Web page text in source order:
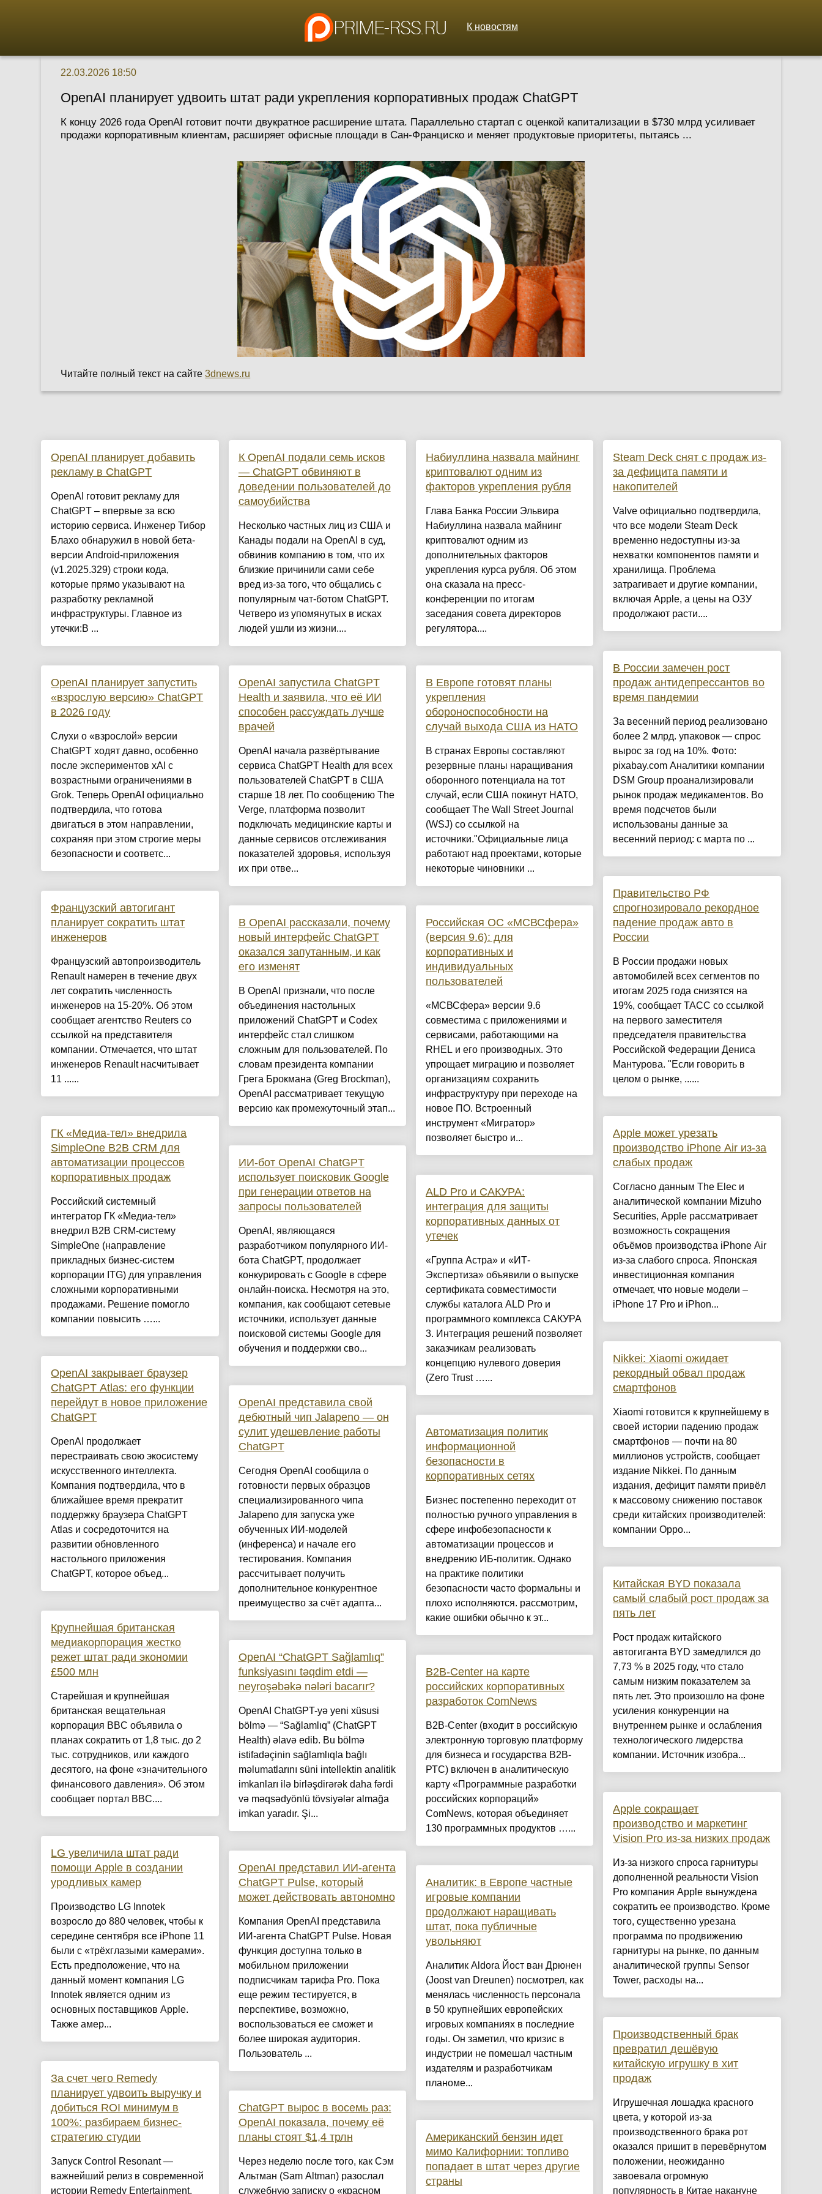
К новостям
22.03.2026 18:50
OpenAI планирует удвоить штат ради укрепления корпоративных продаж ChatGPT
К концу 2026 года OpenAI готовит почти двукратное расширение штата. Параллельно стартап с оценкой капитализации в $730 млрд усиливает
продажи корпоративным клиентам, расширяет офисные площади в Сан-Франциско и меняет продуктовые приоритеты, пытаясь ...
Читайте полный текст на сайте3dnews.ru
OpenAI планирует добавить
рекламу в ChatGPT
OpenAI готовит рекламу для
ChatGPT – впервые за всю
историю сервиса. Инженер Тибор
Блахо обнаружил в новой бета-
версии Android-приложения
(v1.2025.329) строки кода,
которые прямо указывают на
разработку рекламной
инфраструктуры. Главное из
утечки:В ...
OpenAI планирует запустить
«взрослую версию» ChatGPT
в 2026 году
Слухи о «взрослой» версии
ChatGPT ходят давно, особенно
после экспериментов xAI с
возрастными ограничениями в
Grok. Теперь OpenAI официально
подтвердила, что готова
двигаться в этом направлении,
сохраняя при этом строгие меры
безопасности и соответс...
Французский автогигант
планирует сократить штат
инженеров
Французский автопроизводитель
Renault намерен в течение двух
лет сократить численность
инженеров на 15-20%. Об этом
сообщает агентство Reuters со
ссылкой на представителя
компании. Отмечается, что штат
инженеров Renault насчитывает
11 ......
ГК «Медиа-тел» внедрила
SimpleOne B2B CRM для
автоматизации процессов
корпоративных продаж
Российский системный
интегратор ГК «Медиа-тел»
внедрил B2B CRM-систему
SimpleOne (направление
прикладных бизнес-систем
корпорации ITG) для управления
сложными корпоративными
продажами. Решение помогло
компании повысить …...
OpenAI закрывает браузер
ChatGPT Atlas: его функции
перейдут в новое приложение
ChatGPT
OpenAI продолжает
перестраивать свою экосистему
искусственного интеллекта.
Компания подтвердила, что в
ближайшее время прекратит
поддержку браузера ChatGPT
Atlas и сосредоточится на
развитии обновленного
настольного приложения
ChatGPT, которое объед...
Крупнейшая британская
медиакорпорация жестко
режет штат ради экономии
£500 млн
Старейшая и крупнейшая
британская вещательная
корпорация BBC объявила о
планах сократить от 1,8 тыс. до 2
тыс. сотрудников, или каждого
десятого, на фоне «значительного
финансового давления». Об этом
сообщает портал BBC....
LG увеличила штат ради
помощи Apple в создании
уродливых камер
Производство LG Innotek
возросло до 880 человек, чтобы к
середине сентября все iPhone 11
были с «трёхглазыми камерами».
Есть предположение, что на
данный момент компания LG
Innotek является одним из
основных поставщиков Apple.
Также амер...
За счет чего Remedy
планирует удвоить выручку и
добиться ROI минимум в
100%: разбираем бизнес-
стратегию студии
Запуск Control Resonant —
важнейший релиз в современной
истории Remedy Entertainment.
К OpenAI подали семь исков
— ChatGPT обвиняют в
доведении пользователей до
самоубийства
Несколько частных лиц из США и
Канады подали на OpenAI в суд,
обвинив компанию в том, что их
близкие причинили сами себе
вред из-за того, что общались с
популярным чат-ботом ChatGPT.
Четверо из упомянутых в исках
людей ушли из жизни....
OpenAI запустила ChatGPT
Health и заявила, что её ИИ
способен рассуждать лучше
врачей
OpenAI начала развёртывание
сервиса ChatGPT Health для всех
пользователей ChatGPT в США
старше 18 лет. По сообщению The
Verge, платформа позволит
подключать медицинские карты и
данные сервисов отслеживания
показателей здоровья, используя
их при отве...
В OpenAI рассказали, почему
новый интерфейс ChatGPT
оказался запутанным, и как
его изменят
В OpenAI признали, что после
объединения настольных
приложений ChatGPT и Codex
интерфейс стал слишком
сложным для пользователей. По
словам президента компании
Грега Брокмана (Greg Brockman),
OpenAI рассматривает текущую
версию как промежуточный этап...
ИИ-бот OpenAI ChatGPT
использует поисковик Google
при генерации ответов на
запросы пользователей
OpenAI, являющаяся
разработчиком популярного ИИ-
бота ChatGPT, продолжает
конкурировать с Google в сфере
онлайн-поиска. Несмотря на это,
компания, как сообщают сетевые
источники, использует данные
поисковой системы Google для
обучения и поддержки сво...
OpenAI представила свой
дебютный чип Jalapeno — он
сулит удешевление работы
ChatGPT
Сегодня OpenAI сообщила о
готовности первых образцов
специализированного чипа
Jalapeno для запуска уже
обученных ИИ-моделей
(инференса) и начале его
тестирования. Компания
рассчитывает получить
дополнительное конкурентное
преимущество за счёт адапта...
OpenAI “ChatGPT Sağlamlıq”
funksiyasını təqdim etdi —
neyroşəbəkə nələri bacarır?
OpenAI ChatGPT-yə yeni xüsusi
bölmə — “Sağlamlıq” (ChatGPT
Health) əlavə edib. Bu bölmə
istifadəçinin sağlamlıqla bağlı
məlumatlarını süni intellektin analitik
imkanları ilə birləşdirərək daha fərdi
və məqsədyönlü tövsiyələr almağa
imkan yaradır. Şi...
OpenAI представил ИИ-агента
ChatGPT Pulse, который
может действовать автономно
Компания OpenAI представила
ИИ-агента ChatGPT Pulse. Новая
функция доступна только в
мобильном приложении
подписчикам тарифа Pro. Пока
еще режим тестируется, в
перспективе, возможно,
воспользоваться ее сможет и
более широкая аудитория.
Пользователь ...
ChatGPT вырос в восемь раз:
OpenAI показала, почему её
планы стоят $1,4 трлн
Через неделю после того, как Сэм
Альтман (Sam Altman) разослал
служебную записку о «красном
Набиуллина назвала майнинг
криптовалют одним из
факторов укрепления рубля
Глава Банка России Эльвира
Набиуллина назвала майнинг
криптовалют одним из
дополнительных факторов
укрепления курса рубля. Об этом
она сказала на пресс-
конференции по итогам
заседания совета директоров
регулятора....
В Европе готовят планы
укрепления
обороноспособности на
случай выхода США из НАТО
В странах Европы составляют
резервные планы наращивания
оборонного потенциала на тот
случай, если США покинут НАТО,
сообщает The Wall Street Journal
(WSJ) со ссылкой на
источники."Официальные лица
работают над проектами, которые
некоторые чиновники ...
Российская ОС «МСВСфера»
(версия 9.6): для
корпоративных и
индивидуальных
пользователей
«МСВСфера» версии 9.6
совместима с приложениями и
сервисами, работающими на
RHEL и его производных. Это
упрощает миграцию и позволяет
организациям сохранить
инфраструктуру при переходе на
новое ПО. Встроенный
инструмент «Мигратор»
позволяет быстро и...
ALD Pro и САКУРА:
интеграция для защиты
корпоративных данных от
утечек
«Группа Астра» и «ИТ-
Экспертиза» объявили о выпуске
сертификата совместимости
службы каталога ALD Pro и
программного комплекса САКУРА
3. Интеграция решений позволяет
заказчикам реализовать
концепцию нулевого доверия
(Zero Trust …...
Автоматизация политик
информационной
безопасности в
корпоративных сетях
Бизнес постепенно переходит от
полностью ручного управления в
сфере инфобезопасности к
автоматизации процессов и
внедрению ИБ-политик. Однако
на практике политики
безопасности часто формальны и
плохо исполняются. рассмотрим,
какие ошибки обычно к эт...
B2B-Center на карте
российских корпоративных
разработок ComNews
B2B-Center (входит в российскую
электронную торговую платформу
для бизнеса и государства B2B-
РТС) включен в аналитическую
карту «Программные разработки
российских корпораций»
ComNews, которая объединяет
130 программных продуктов …...
Аналитик: в Европе частные
игровые компании
продолжают наращивать
штат, пока публичные
увольняют
Аналитик Aldora Йост ван Дрюнен
(Joost van Dreunen) посмотрел, как
менялась численность персонала
в 50 крупнейших европейских
игровых компаниях в последние
годы. Он заметил, что кризис в
индустрии не помешал частным
издателям и разработчикам
планоме...
Американский бензин идет
мимо Калифорнии: топливо
попадает в штат через другие
страны
Steam Deck снят с продаж из-
за дефицита памяти и
накопителей
Valve официально подтвердила,
что все модели Steam Deck
временно недоступны из-за
нехватки компонентов памяти и
хранилища. Проблема
затрагивает и другие компании,
включая Apple, а цены на ОЗУ
продолжают расти....
В России замечен рост
продаж антидепрессантов во
время пандемии
За весенний период реализовано
более 2 млрд. упаковок — спрос
вырос за год на 10%. Фото:
pixabay.com Аналитики компании
DSM Group проанализировали
рынок продаж медикаментов. Во
время подсчетов были
использованы данные за
весенний период: с марта по ...
Правительство РФ
спрогнозировало рекордное
падение продаж авто в
России
В России продажи новых
автомобилей всех сегментов по
итогам 2025 года снизятся на
19%, сообщает ТАСС со ссылкой
на первого заместителя
председателя правительства
Российской Федерации Дениса
Мантурова. "Если говорить в
целом о рынке, ......
Apple может урезать
производство iPhone Air из-за
слабых продаж
Согласно данным The Elec и
аналитической компании Mizuho
Securities, Apple рассматривает
возможность сокращения
объёмов производства iPhone Air
из-за слабого спроса. Японская
инвестиционная компания
отмечает, что новые модели –
iPhone 17 Pro и iPhon...
Nikkei: Xiaomi ожидает
рекордный обвал продаж
смартфонов
Xiaomi готовится к крупнейшему в
своей истории падению продаж
смартфонов — почти на 80
миллионов устройств, сообщает
издание Nikkei. По данным
издания, дефицит памяти привёл
к массовому снижению поставок
среди китайских производителей:
компании Oppo...
Китайская BYD показала
самый слабый рост продаж за
пять лет
Рост продаж китайского
автогиганта BYD замедлился до
7,73 % в 2025 году, что стало
самым низким показателем за
пять лет. Это произошло на фоне
усиления конкуренции на
внутреннем рынке и ослабления
технологического лидерства
компании. Источник изобра...
Apple сокращает
производство и маркетинг
Vision Pro из-за низких продаж
Из-за низкого спроса гарнитуры
дополненной реальности Vision
Pro компания Apple вынуждена
сократить ее производство. Кроме
того, существенно урезана
программа по продвижению
гарнитуры на рынке, по данным
аналитической группы Sensor
Tower, расходы на...
Производственный брак
превратил дешёвую
китайскую игрушку в хит
продаж
Игрушечная лошадка красного
цвета, у которой из-за
производственного брака рот
оказался пришит в перевёрнутом
положении, неожиданно
завоевала огромную
популярность в Китае накануне